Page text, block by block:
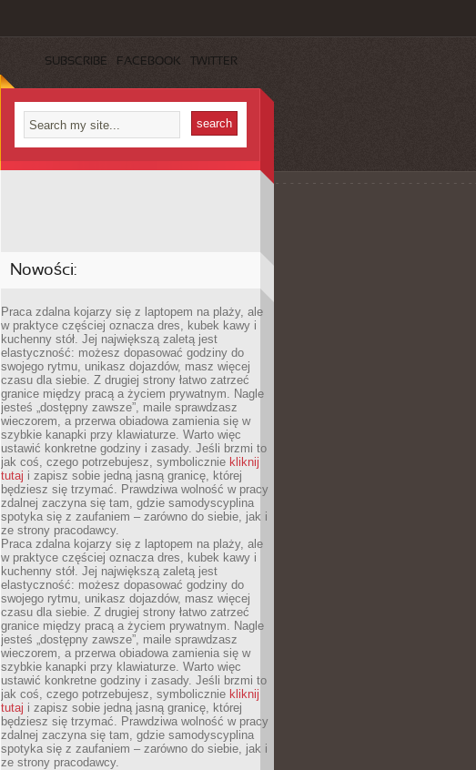
SUBSCRIBE FACEBOOK TWITTER
Nowości:
Praca zdalna kojarzy się z laptopem na plaży, ale
w praktyce częściej oznacza dres, kubek kawy i
kuchenny stół. Jej największą zaletą jest
elastyczność: możesz dopasować godziny do
swojego rytmu, unikasz dojazdów, masz więcej
czasu dla siebie. Z drugiej strony łatwo zatrzeć
granice między pracą a życiem prywatnym. Nagle
jesteś „dostępny zawsze”, maile sprawdzasz
wieczorem, a przerwa obiadowa zamienia się w
szybkie kanapki przy klawiaturze. Warto więc
ustawić konkretne godziny i zasady. Jeśli brzmi to
jak coś, czego potrzebujesz, symbolicznie kliknij
tutaj i zapisz sobie jedną jasną granicę, której
będziesz się trzymać. Prawdziwa wolność w pracy
zdalnej zaczyna się tam, gdzie samodyscyplina
spotyka się z zaufaniem – zarówno do siebie, jak i
ze strony pracodawcy.
Praca zdalna kojarzy się z laptopem na plaży, ale
w praktyce częściej oznacza dres, kubek kawy i
kuchenny stół. Jej największą zaletą jest
elastyczność: możesz dopasować godziny do
swojego rytmu, unikasz dojazdów, masz więcej
czasu dla siebie. Z drugiej strony łatwo zatrzeć
granice między pracą a życiem prywatnym. Nagle
jesteś „dostępny zawsze”, maile sprawdzasz
wieczorem, a przerwa obiadowa zamienia się w
szybkie kanapki przy klawiaturze. Warto więc
ustawić konkretne godziny i zasady. Jeśli brzmi to
jak coś, czego potrzebujesz, symbolicznie kliknij
tutaj i zapisz sobie jedną jasną granicę, której
będziesz się trzymać. Prawdziwa wolność w pracy
zdalnej zaczyna się tam, gdzie samodyscyplina
spotyka się z zaufaniem – zarówno do siebie, jak i
ze strony pracodawcy.